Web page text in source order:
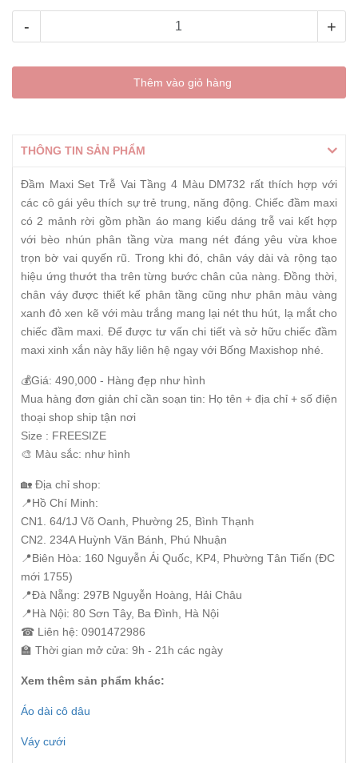
- +
Thêm vào giỏ hàng
THÔNG TIN SẢN PHẨM
Đầm Maxi Set Trễ Vai Tầng 4 Màu DM732 rất thích hợp với
các cô gái yêu thích sự trẻ trung, năng động. Chiếc đầm maxi
có 2 mảnh rời gồm phần áo mang kiểu dáng trễ vai kết hợp
với bèo nhún phân tầng vừa mang nét đáng yêu vừa khoe
trọn bờ vai quyến rũ. Trong khi đó, chân váy dài và rộng tạo
hiệu ứng thướt tha trên từng bước chân của nàng. Đồng thời,
chân váy được thiết kế phân tầng cũng như phân màu vàng
xanh đỏ xen kẽ với màu trắng mang lại nét thu hút, lạ mắt cho
chiếc đầm maxi. Để được tư vấn chi tiết và sở hữu chiếc đầm
maxi xinh xắn này hãy liên hệ ngay với Bống Maxishop nhé.
💰Giá: 490,000 - Hàng đẹp như hình
Mua hàng đơn giản chỉ cần soạn tin: Họ tên + địa chỉ + số điện
thoại shop ship tận nơi
Size : FREESIZE
🎨 Màu sắc: như hình
🏡 Địa chỉ shop:
📍Hồ Chí Minh:
CN1. 64/1J Võ Oanh, Phường 25, Bình Thạnh
CN2. 234A Huỳnh Văn Bánh, Phú Nhuận
📍Biên Hòa: 160 Nguyễn Ái Quốc, KP4, Phường Tân Tiến (ĐC
mới 1755)
📍Đà Nẵng: 297B Nguyễn Hoàng, Hải Châu
📍Hà Nội: 80 Sơn Tây, Ba Đình, Hà Nội
☎ Liên hệ: 0901472986
🏫 Thời gian mở cửa: 9h - 21h các ngày
Xem thêm sản phẩm khác:
Áo dài cô dâu
Váy cưới